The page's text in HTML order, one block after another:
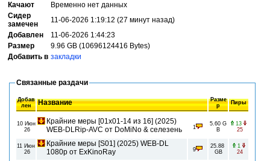
Качают
Временно нет данных
Сидер
замечен
11-06-2026 1:19:12 (27 минут назад)
Добавлен
11-06-2026 1:44:23
Размер
9.96 GB (10696124416 Bytes)
Добавить в закладки
Связанные раздачи
Добав
лен
Название
Разме
р
Пиры
10 Июн
26
Крайние меры [01x01-14 из 16] (2025)
WEB-DLRip-AVC от DoMiNo & селезень
1
5.60 G
B
13
25
11 Июн
26
Крайние меры [S01] (2025) WEB-DL
1080p от ExKinoRay
9
25.88
GB
1
24